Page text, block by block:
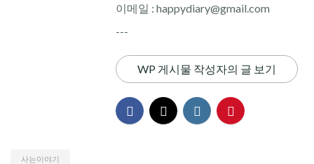
이메일 : happydiary@gmail.com
---
WP 게시물 작성자의 글 보기
사는이야기